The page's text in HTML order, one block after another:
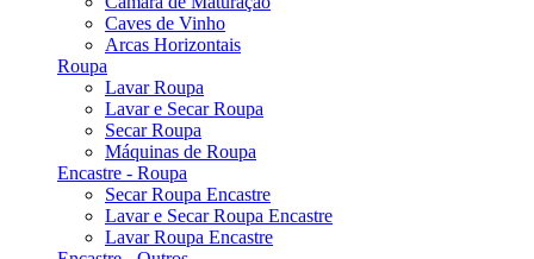
Caves de Vinho
Arcas Horizontais
Roupa
Lavar Roupa
Lavar e Secar Roupa
Secar Roupa
Máquinas de Roupa
Encastre - Roupa
Secar Roupa Encastre
Lavar e Secar Roupa Encastre
Lavar Roupa Encastre